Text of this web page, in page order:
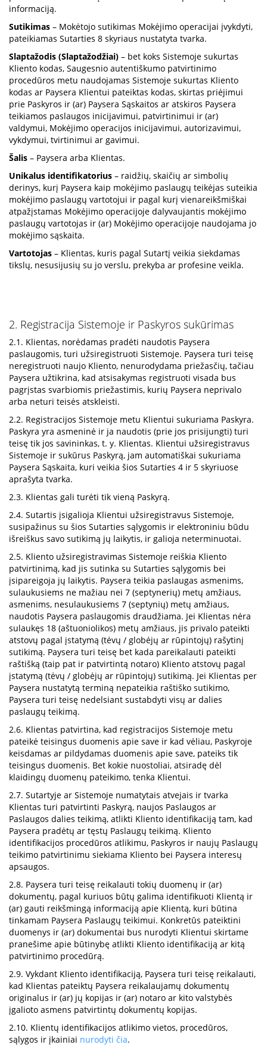
informaciją.
Sutikimas – Mokėtojo sutikimas Mokėjimo operacijai įvykdyti,
pateikiamas Sutarties 8 skyriaus nustatyta tvarka.
Slaptažodis (Slaptažodžiai) – bet koks Sistemoje sukurtas
Kliento kodas, Saugesnio autentiškumo patvirtinimo
procedūros metu naudojamas Sistemoje sukurtas Kliento
kodas ar Paysera Klientui pateiktas kodas, skirtas priėjimui
prie Paskyros ir (ar) Paysera Sąskaitos ar atskiros Paysera
teikiamos paslaugos inicijavimui, patvirtinimui ir (ar)
valdymui, Mokėjimo operacijos inicijavimui, autorizavimui,
vykdymui, tvirtinimui ar gavimui.
Šalis – Paysera arba Klientas.
Unikalus identifikatorius – raidžių, skaičių ar simbolių
derinys, kurį Paysera kaip mokėjimo paslaugų teikėjas suteikia
mokėjimo paslaugų vartotojui ir pagal kurį vienareikšmiškai
atpažįstamas Mokėjimo operacijoje dalyvaujantis mokėjimo
paslaugų vartotojas ir (ar) Mokėjimo operacijoje naudojama jo
mokėjimo sąskaita.
Vartotojas – Klientas, kuris pagal Sutartį veikia siekdamas
tikslų, nesusijusių su jo verslu, prekyba ar profesine veikla.
2. Registracija Sistemoje ir Paskyros sukūrimas
2.1. Klientas, norėdamas pradėti naudotis Paysera
paslaugomis, turi užsiregistruoti Sistemoje. Paysera turi teisę
neregistruoti naujo Kliento, nenurodydama priežasčių, tačiau
Paysera užtikrina, kad atsisakymas registruoti visada bus
pagrįstas svarbiomis priežastimis, kurių Paysera neprivalo
arba neturi teisės atskleisti.
2.2. Registracijos Sistemoje metu Klientui sukuriama Paskyra.
Paskyra yra asmeninė ir ja naudotis (prie jos prisijungti) turi
teisę tik jos savininkas, t. y. Klientas. Klientui užsiregistravus
Sistemoje ir sukūrus Paskyrą, jam automatiškai sukuriama
Paysera Sąskaita, kuri veikia šios Sutarties 4 ir 5 skyriuose
aprašyta tvarka.
2.3. Klientas gali turėti tik vieną Paskyrą.
2.4. Sutartis įsigalioja Klientui užsiregistravus Sistemoje,
susipažinus su šios Sutarties sąlygomis ir elektroniniu būdu
išreiškus savo sutikimą jų laikytis, ir galioja neterminuotai.
2.5. Kliento užsiregistravimas Sistemoje reiškia Kliento
patvirtinimą, kad jis sutinka su Sutarties sąlygomis bei
įsipareigoja jų laikytis. Paysera teikia paslaugas asmenims,
sulaukusiems ne mažiau nei 7 (septynerių) metų amžiaus,
asmenims, nesulaukusiems 7 (septynių) metų amžiaus,
naudotis Paysera paslaugomis draudžiama. Jei Klientas nėra
sulaukęs 18 (aštuoniolikos) metų amžiaus, jis privalo pateikti
atstovų pagal įstatymą (tėvų / globėjų ar rūpintojų) rašytinį
sutikimą. Paysera turi teisę bet kada pareikalauti pateikti
raštišką (taip pat ir patvirtintą notaro) Kliento atstovų pagal
įstatymą (tėvų / globėjų ar rūpintojų) sutikimą. Jei Klientas per
Paysera nustatytą terminą nepateikia raštiško sutikimo,
Paysera turi teisę nedelsiant sustabdyti visų ar dalies
paslaugų teikimą.
2.6. Klientas patvirtina, kad registracijos Sistemoje metu
pateikė teisingus duomenis apie save ir kad vėliau, Paskyroje
keisdamas ar pildydamas duomenis apie save, pateiks tik
teisingus duomenis. Bet kokie nuostoliai, atsiradę dėl
klaidingų duomenų pateikimo, tenka Klientui.
2.7. Sutartyje ar Sistemoje numatytais atvejais ir tvarka
Klientas turi patvirtinti Paskyrą, naujos Paslaugos ar
Paslaugos dalies teikimą, atlikti Kliento identifikaciją tam, kad
Paysera pradėtų ar tęstų Paslaugų teikimą. Kliento
identifikacijos procedūros atlikimu, Paskyros ir naujų Paslaugų
teikimo patvirtinimu siekiama Kliento bei Paysera interesų
apsaugos.
2.8. Paysera turi teisę reikalauti tokių duomenų ir (ar)
dokumentų, pagal kuriuos būtų galima identifikuoti Klientą ir
(ar) gauti reikšmingą informaciją apie Klientą, kuri būtina
tinkamam Paysera Paslaugų teikimui. Konkretūs pateiktini
duomenys ir (ar) dokumentai bus nurodyti Klientui skirtame
pranešime apie būtinybę atlikti Kliento identifikaciją ar kitą
patvirtinimo procedūrą.
2.9. Vykdant Kliento identifikaciją, Paysera turi teisę reikalauti,
kad Klientas pateiktų Paysera reikalaujamų dokumentų
originalus ir (ar) jų kopijas ir (ar) notaro ar kito valstybės
įgalioto asmens patvirtintų dokumentų kopijas.
2.10. Klientų identifikacijos atlikimo vietos, procedūros,
sąlygos ir įkainiai nurodyti čia.